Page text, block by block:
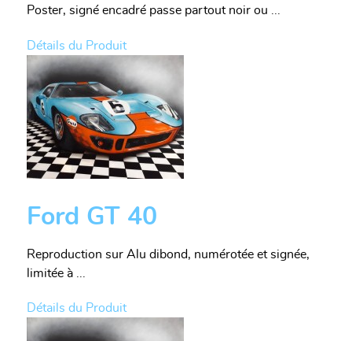
Poster, signé encadré passe partout noir ou ...
Détails du Produit
Ford GT 40
Reproduction sur Alu dibond, numérotée et signée,
limitée à ...
Détails du Produit